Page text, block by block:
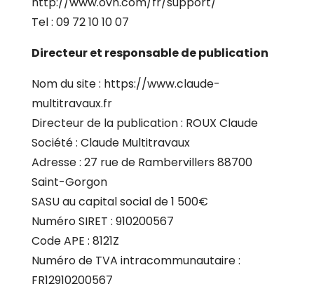
Tel : 09 72 10 10 07
Directeur et responsable de publication
Nom du site : https://www.claude-
multitravaux.fr
Directeur de la publication : ROUX Claude
Société : Claude Multitravaux
Adresse : 27 rue de Rambervillers 88700
Saint-Gorgon
SASU au capital social de 1 500€
Numéro SIRET : 910200567
Code APE : 8121Z
Numéro de TVA intracommunautaire :
FR12910200567